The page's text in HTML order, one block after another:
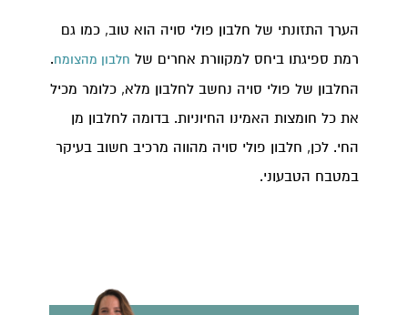
הערך התזונתי של חלבון פולי סויה הוא טוב, כמו גם
רמת ספיגתו ביחס למקוורת אחרים של חלבון מהצומח.
החלבון של פולי סויה נחשב לחלבון מלא, כלומר מכיל
את כל חומצות האמינו החיוניות. בדומה לחלבון מן
החי. לכן, חלבון פולי סויה מהווה מרכיב חשוב בעיקר
במטבח הטבעוני.